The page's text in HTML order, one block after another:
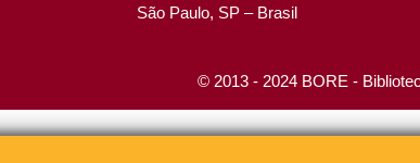
São Paulo, SP – Brasil
© 2013 - 2024 BORE -